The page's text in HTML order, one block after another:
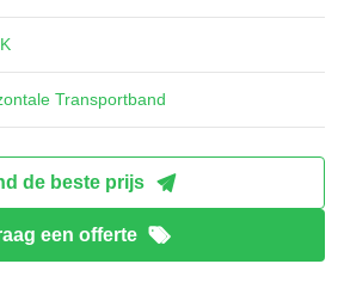
Transportband
de beste prijs
een offerte